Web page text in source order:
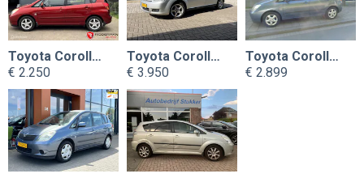
Toyota Corolla Verso
€ 2.250
Toyota Corolla Verso
€ 3.950
Toyota Corolla Verso
€ 2.899